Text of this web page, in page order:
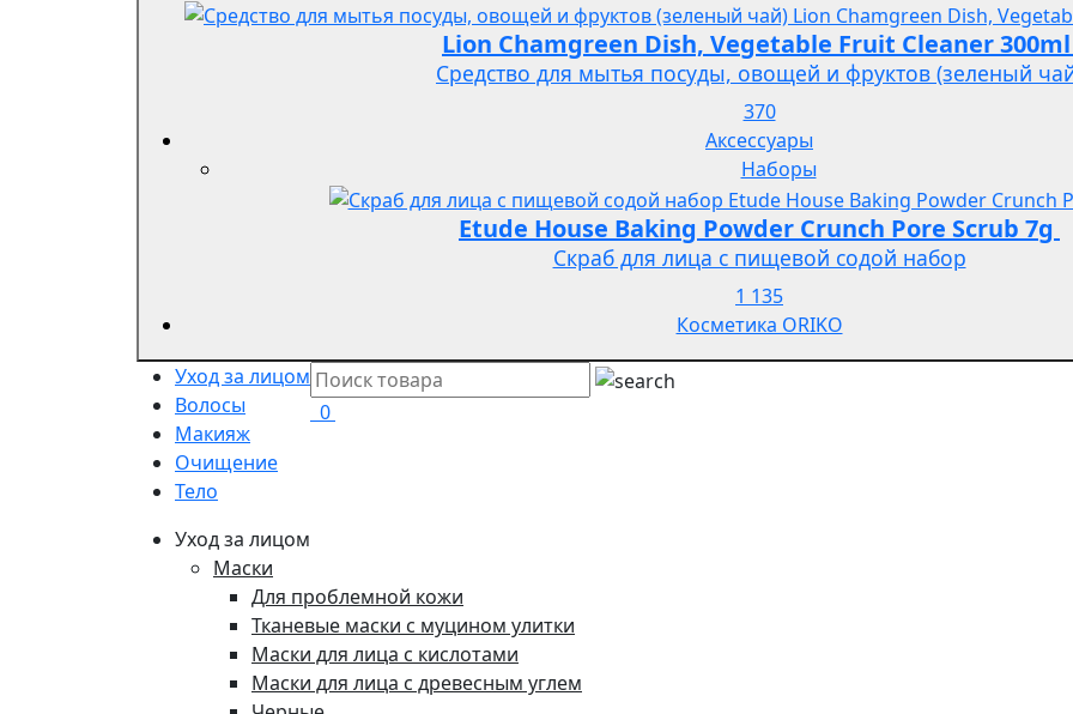
Lion Chamgreen Dish, Vegetable Fruit Cleaner 300ml
Средство для мытья посуды, овощей и фруктов (зеленый
370
Аксессуары
Наборы
Etude House Baking Powder Crunch Pore Scrub 7g
Скраб для лица с пищевой содой набор
1 135
Косметика ORIKO
Уход за лицом
Волосы
Макияж
Очищение
Тело
0
Уход за лицом
Маски
Для проблемной кожи
Тканевые маски с муцином улитки
Маски для лица с кислотами
Маски для лица с древесным углем